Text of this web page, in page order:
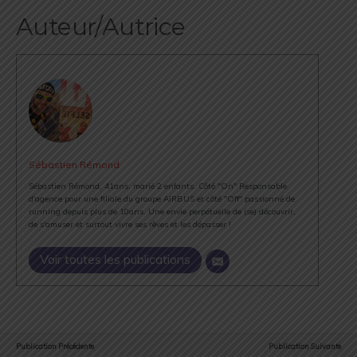
Auteur/Autrice
Sébastien Rémond
Sébastien Rémond, 41ans, marié 2 enfants. Côté "On" Responsable
d'agence pour une filiale du groupe AIRBUS et côté "Off" passionné de
running depuis plus de 10ans. Une envie perpétuelle de (se) découvrir,
de s'amuser et surtout vivre ses rêves et les dépasser !
Voir toutes les publications
Publication Précédente
Publication Suivante